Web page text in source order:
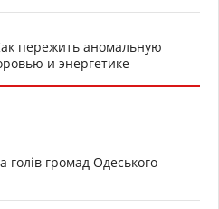
пережить аномальную
и энергетике
голів громад Одеського